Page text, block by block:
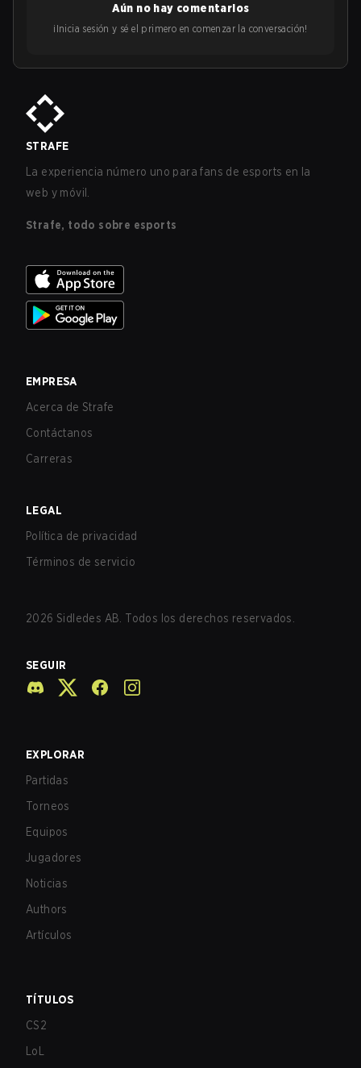
Aún no hay comentarios
¡Inicia sesión y sé el primero en comenzar la conversación!
STRAFE
La experiencia número uno para fans de esports en la
web y móvil.
Strafe, todo sobre esports
EMPRESA
Acerca de Strafe
Contáctanos
Carreras
LEGAL
Política de privacidad
Términos de servicio
2026 Sidledes AB. Todos los derechos reservados.
SEGUIR
EXPLORAR
Partidas
Torneos
Equipos
Jugadores
Noticias
Authors
Artículos
TÍTULOS
CS2
LoL